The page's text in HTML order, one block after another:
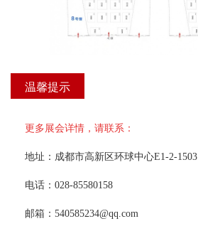
温馨提示
更多展会详情，请联系：
地址：成都市高新区环球中心E1-2-1503
电话：028-85580158
邮箱：540585234@qq.com